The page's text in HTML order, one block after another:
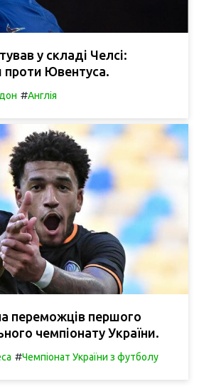
у складі Челсі:
проти Ювентуса.
#Англія
переможців першого
чемпіонату України.
#Чемпіонат України з футболу